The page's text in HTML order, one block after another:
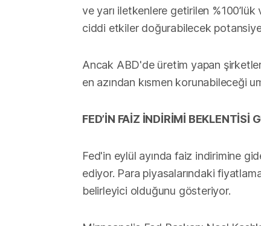
ve yarı iletkenlere getirilen
ciddi etkiler doğurabilecek
Ancak ABD'de üretim yapan
en azından kısmen korunabileceği
FED’İN FAİZ İNDİRİMİ BEKLENTİSİ
Fed'in eylül ayında faiz indirimine
ediyor. Para piyasalarındaki
belirleyici olduğunu gösteriyor.